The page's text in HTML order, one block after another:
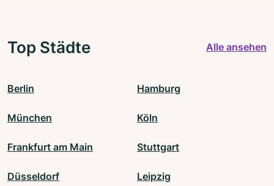
Top Städte Alle ansehen
Berlin Hamburg
München Köln
Frankfurt am Main Stuttgart
Düsseldorf Leipzig